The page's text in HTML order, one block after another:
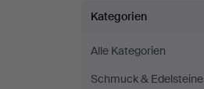
Colliers
bei
Kategorien
Alle Kategorien
Schmuck & Edelsteine